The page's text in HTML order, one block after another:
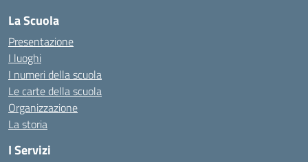
La Scuola
Presentazione
I luoghi
I numeri della scuola
Le carte della scuola
Organizzazione
La storia
I Servizi